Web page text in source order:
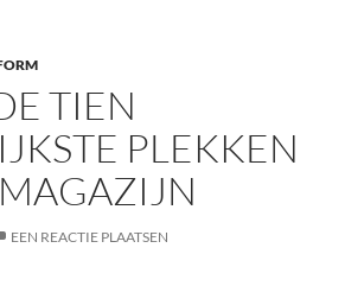
TIEN
PLEKKEN
EEN REACTIE PLAATSEN